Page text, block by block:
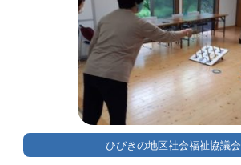
ひびきの地区社会福祉協議会